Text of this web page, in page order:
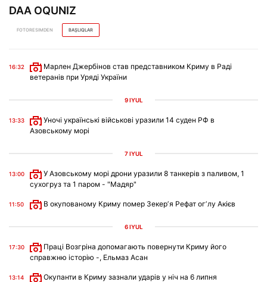
DAA OQUNIZ
FOTORESIMDEN BAŞLIQLAR
16:32
Марлен Джербінов став представником Криму в Раді
ветеранів при Уряді України
9 IYÜL
13:33
Уночі українські військові уразили 14 суден РФ в
Азовському морі
7 IYÜL
13:00
У Азовському морі дрони уразили 8 танкерів з паливом, 1
сухогруз та 1 паром - "Мадяр"
11:50 В окупованому Криму помер Зекерʼя Рефат огʼлу Акієв
6 IYÜL
17:30
Праці Возгріна допомагають повернути Криму його
справжню історію -, Ельмаз Асан
13:14 Окупанти в Криму зазнали ударів у ніч на 6 липня